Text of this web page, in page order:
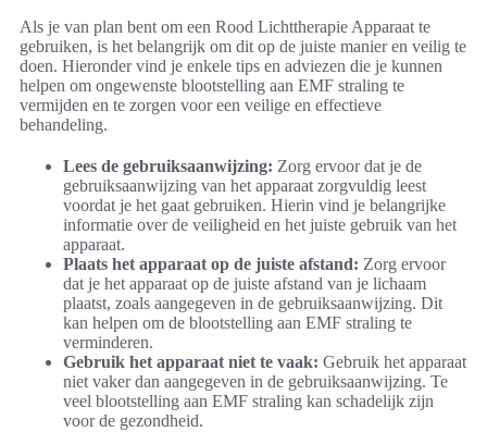
Als je van plan bent om een Rood Lichttherapie Apparaat te
gebruiken, is het belangrijk om dit op de juiste manier en veilig te
doen. Hieronder vind je enkele tips en adviezen die je kunnen
helpen om ongewenste blootstelling aan EMF straling te
vermijden en te zorgen voor een veilige en effectieve
behandeling.
Lees de gebruiksaanwijzing: Zorg ervoor dat je de
gebruiksaanwijzing van het apparaat zorgvuldig leest
voordat je het gaat gebruiken. Hierin vind je belangrijke
informatie over de veiligheid en het juiste gebruik van het
apparaat.
Plaats het apparaat op de juiste afstand: Zorg ervoor
dat je het apparaat op de juiste afstand van je lichaam
plaatst, zoals aangegeven in de gebruiksaanwijzing. Dit
kan helpen om de blootstelling aan EMF straling te
verminderen.
Gebruik het apparaat niet te vaak: Gebruik het apparaat
niet vaker dan aangegeven in de gebruiksaanwijzing. Te
veel blootstelling aan EMF straling kan schadelijk zijn
voor de gezondheid.